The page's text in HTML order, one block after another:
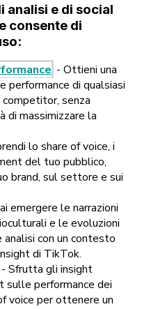
analisi e di social
consente di
- Ottieni una
performance di qualsiasi
senza
di massimizzare la
lo share of voice, i
del tuo pubblico,
brand, sul settore e sui
emergere le narrazioni
e le evoluzioni
con un contesto
di TikTok.
- Sfrutta gli insight
sulle performance dei
voice per ottenere un